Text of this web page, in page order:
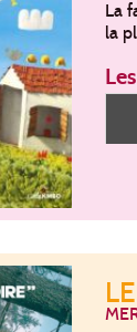
La
la